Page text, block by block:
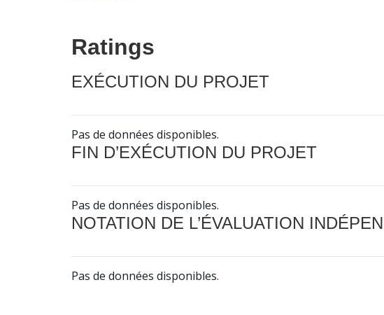
Ratings
EXÉCUTION DU PROJET
Pas de données disponibles.
FIN D’EXÉCUTION DU PROJET
Pas de données disponibles.
NOTATION DE L’ÉVALUATION
Pas de données disponibles.